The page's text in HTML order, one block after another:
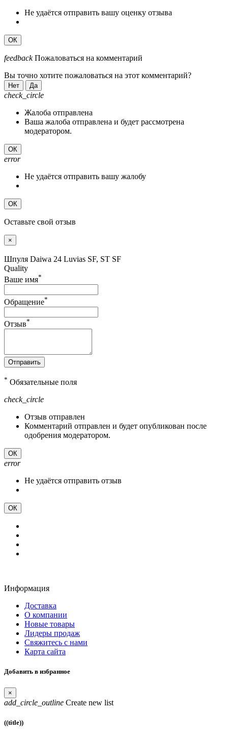
Не удаётся отправить вашу оценку отзыва
ОК
feedback Пожаловаться на комментарий
Вы точно хотите пожаловаться на этот комментарий?
Нет Да
check_circle
Жалоба отправлена
Ваша жалоба отправлена и будет рассмотрена
модератором.
ОК
error
Не удаётся отправить вашу жалобу
ОК
Оставьте свой отзыв
×
Шпуля Daiwa 24 Luvias SF, ST SF
Quality
Ваше имя*
Обращение*
Отзыв*
Отправить
* Обязательные поля
check_circle
Отзыв отправлен
Комментарий отправлен и будет опубликован после
одобрения модератором.
ОК
error
Не удаётся отправить отзыв
ОК
Информация
Доставка
О компании
Новые товары
Лидеры продаж
Свяжитесь с нами
Карта сайта
Добавить в избранное
×
add_circle_outline Create new list
((title))